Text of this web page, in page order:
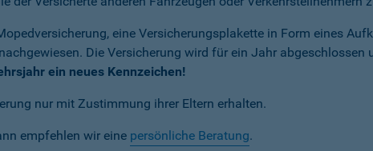
eine Versicherungsplakette in Form eines
Die Versicherung wird für ein Jahr abgeschlossen
ein neues Kennzeichen!
nur mit Zustimmung ihrer Eltern erhalten.
empfehlen wir eine persönliche Beratung.